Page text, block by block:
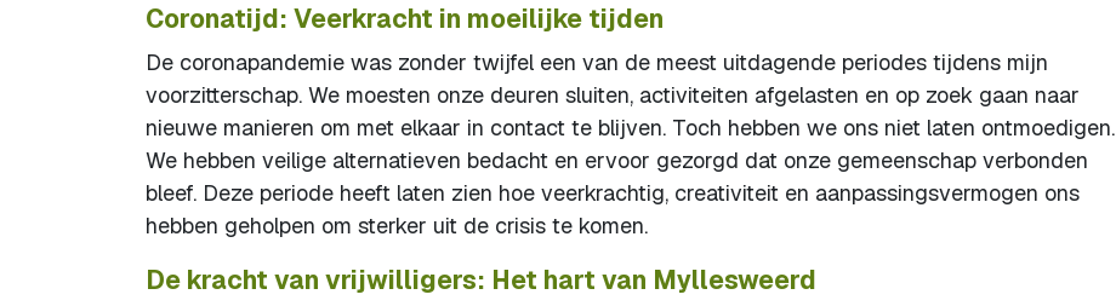
Coronatijd: Veerkracht in moeilijke tijden
De coronapandemie was zonder twijfel een van de meest uitdagende periodes tijdens mijn
voorzitterschap. We moesten onze deuren sluiten, activiteiten afgelasten en op zoek gaan naar
nieuwe manieren om met elkaar in contact te blijven. Toch hebben we ons niet laten ontmoedigen.
We hebben veilige alternatieven bedacht en ervoor gezorgd dat onze gemeenschap verbonden
bleef. Deze periode heeft laten zien hoe veerkrachtig, creativiteit en aanpassingsvermogen ons
hebben geholpen om sterker uit de crisis te komen.
De kracht van vrijwilligers: Het hart van Myllesweerd